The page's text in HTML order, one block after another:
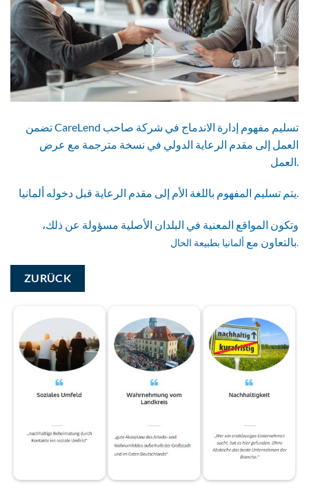
تضمن CareLend تسليم مفهوم إدارة الاندماج في شركة صاحب
العمل إلى مقدم الرعاية الدولي في نسخة مترجمة مع عرض
يتم تسليم المفهوم باللغة الأم إلى مقدم الرعاية قبل دخوله ألمانيا.
وتكون المواقع المعنية في البلدان الأصلية مسؤولة عن ذلك،
بالتعاون مع ألمانيا بطبيعة الحال .
ZURÜCK